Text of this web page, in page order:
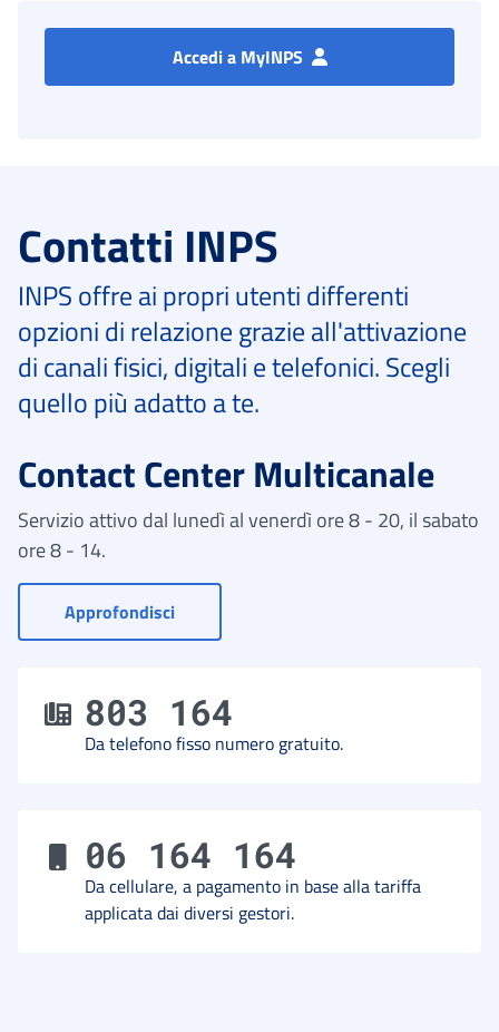
Accedi a MyINPS
Contatti INPS
INPS offre ai propri utenti differenti
opzioni di relazione grazie all'attivazione
di canali fisici, digitali e telefonici. Scegli
quello più adatto a te.
Contact Center Multicanale
Servizio attivo dal lunedì al venerdì ore 8 - 20, il sabato
ore 8 - 14.
Approfondisci- Vai a Contact Center
803 164
Da telefono fisso numero gratuito.
06 164 164
Da cellulare, a pagamento in base alla tariffa
applicata dai diversi gestori.